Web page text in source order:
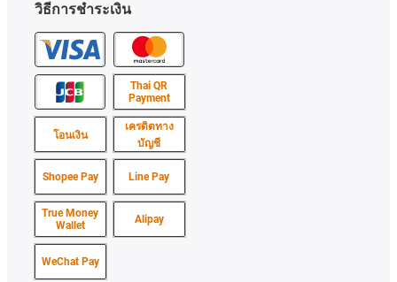
วิธีการชำระเงิน
Thai QR
Payment
โอนเงิน
เครดิตทาง
บัญชี
Shopee Pay Line Pay
True Money
Wallet
Alipay
WeChat Pay